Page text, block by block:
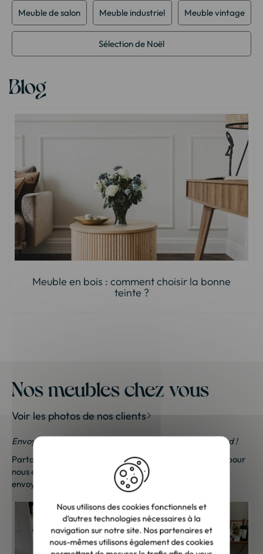
Meuble de salon Meuble industriel Meuble vintage
Sélection de Noël
Blog
Meuble en bois : comment choisir la bonne
teinte ?
Nos meubles chez vous
Voir les photos de nos clients
Envoyez-nous vos photos ; une petite surprise vous attend !
Partagez vos photos et recevez une surprise !
pour
nous envoyer vos photos. Une petite attention vous sera
envoyée sous 48h à 72h ouvrées. Merci de votre fidélité !
Nous utilisons des cookies fonctionnels et
d’autres technologies nécessaires à la
navigation sur notre site. Nos partenaires et
nous-mêmes utilisons également des cookies